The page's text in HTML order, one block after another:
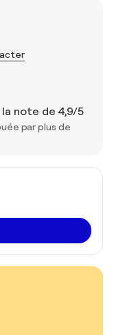
note de 4,9/5
par plus de